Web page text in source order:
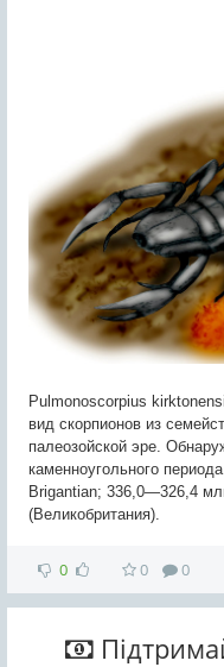
Pulmonoscorpius
вид скорпионов из
палеозойской эре.
каменноугольного
Brigantian; 336,0—326,4
(Великобритания).
0 0 0